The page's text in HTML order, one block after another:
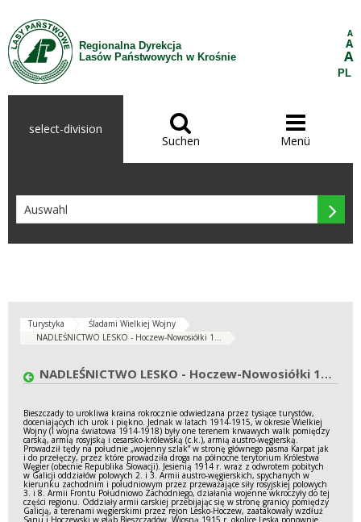
Zum Inhalt wechseln
Regionalna Dyrekcja
Lasów Państwowych w Krośnie
A
A
A
PL
select-division 
Suchen

Menü

Turystyka
Śladami Wielkiej Wojny
NADLEŚNICTWO LESKO - Hoczew-Nowosiółki 1...
NADLEŚNICTWO LESKO - Hoczew-Nowosiółki 1914-1915 r.
Bieszczady to urokliwa kraina rokrocznie odwiedzana przez tysiące turystów,
doceniających ich urok i piękno. Jednak w latach 1914-1915, w okresie Wielkiej
Wojny (I wojna światowa 1914-1918) były one terenem krwawych walk pomiędzy
carską, armią rosyjską i cesarsko-królewską (c.k.), armią austro-węgierską.
Prowadził tędy na południe „wojenny szlak” w stronę głównego pasma Karpat jak
i do przełęczy, przez które prowadziła droga na północne terytorium Królestwa
Węgier (obecnie Republika Słowacji). Jesienią 1914 r. wraz z odwrotem pobitych
w Galicji oddziałów polowych 2. i 3. Armii austro-węgierskich, spychanych w
kierunku zachodnim i południowym przez przeważające siły rosyjskiej polowych
3. i 8. Armii Frontu Południowo Zachodniego, działania wojenne wkroczyły do tej
części regionu. Oddziały armii carskiej przebijając się w stronę granicy pomiędzy
Galicją, a terenami węgierskimi przez rejon Lesko-Hoczew, zaatakowały wzdłuż